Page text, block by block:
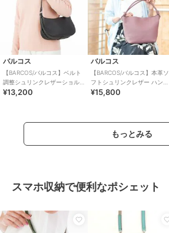
バルコス
【BARCOS/バルコス】ベルト
調整シュリンクレザーショル
ダーバッグ
¥13,200
バルコス
【BARCOS/バルコス】本革ソ
フトシュリンクレザー ハンド
ルデザインホーボーバッグ
¥15,800
もっとみる
スマホ収納で便利なポシェット